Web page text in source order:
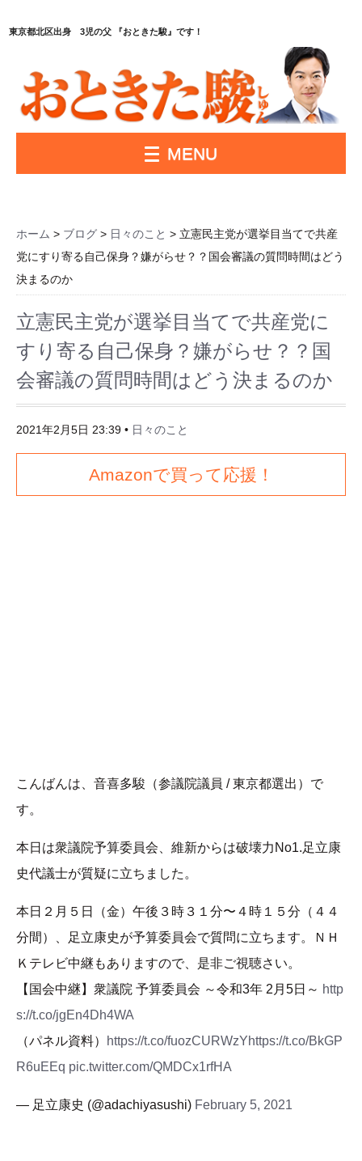
東京都北区出身 3児の父 『おときた駿』です！
MENU
ホーム > ブログ > 日々のこと > 立憲民主党が選挙目当てで共産
党にすり寄る自己保身？嫌がらせ？？国会審議の質問時間はどう
決まるのか
立憲民主党が選挙目当てで共産党に
すり寄る自己保身？嫌がらせ？？国
会審議の質問時間はどう決まるのか
2021年2月5日 23:39 • 日々のこと
Amazonで買って応援！
こんばんは、音喜多駿（参議院議員 / 東京都選出）で
す。
本日は衆議院予算委員会、維新からは破壊力No1.足立康
史代議士が質疑に立ちました。
本日２月５日（金）午後３時３１分〜４時１５分（４４
分間）、足立康史が予算委員会で質問に立ちます。ＮＨ
Ｋテレビ中継もありますので、是非ご視聴さい。
【国会中継】衆議院 予算委員会 ～令和3年 2月5日～ http
s://t.co/jgEn4Dh4WA
（パネル資料）
https://t.co/fuozCURWzYhttps://t.co/BkGP
R6uEEq pic.twitter.com/QMDCx1rfHA
— 足立康史 (@adachiyasushi) February 5, 2021